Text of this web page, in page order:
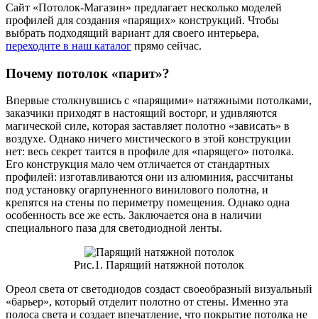
Сайт «Потолок-Магазин» предлагает несколько моделей
профилей для создания «парящих» конструкций. Чтобы
выбрать подходящий вариант для своего интерьера,
переходите в наш каталог прямо сейчас.
Почему потолок «парит»?
Впервые столкнувшись с «парящими» натяжными потолками,
заказчики приходят в настоящий восторг, и удивляются
магической силе, которая заставляет полотно «зависать» в
воздухе. Однако ничего мистического в этой конструкции
нет: весь секрет таится в профиле для «парящего» потолка.
Его конструкция мало чем отличается от стандартных
профилей: изготавливаются они из алюминия, рассчитаны
под установку огарпуненного винилового полотна, и
крепятся на стены по периметру помещения. Однако одна
особенность все же есть. Заключается она в наличии
специального паза для светодиодной ленты.
Рис.1. Парящий натяжной потолок
Ореол света от светодиодов создаст своеобразный визуальный
«барьер», который отделит полотно от стены. Именно эта
полоса света и создает впечатление, что покрытие потолка не